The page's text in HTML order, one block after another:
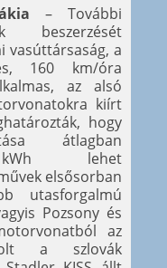
– További
beszerzését
vasúttársaság, a
160 km/óra
az alsó
kiírt
hogy
átlagban
lehet
elsősorban
utasforgalmú
Pozsony és
az
a szlovák